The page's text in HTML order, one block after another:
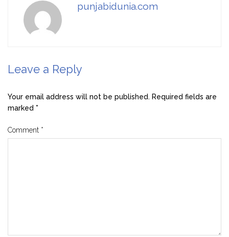
punjabidunia.com
Leave a Reply
Your email address will not be published. Required fields are
marked *
Comment *